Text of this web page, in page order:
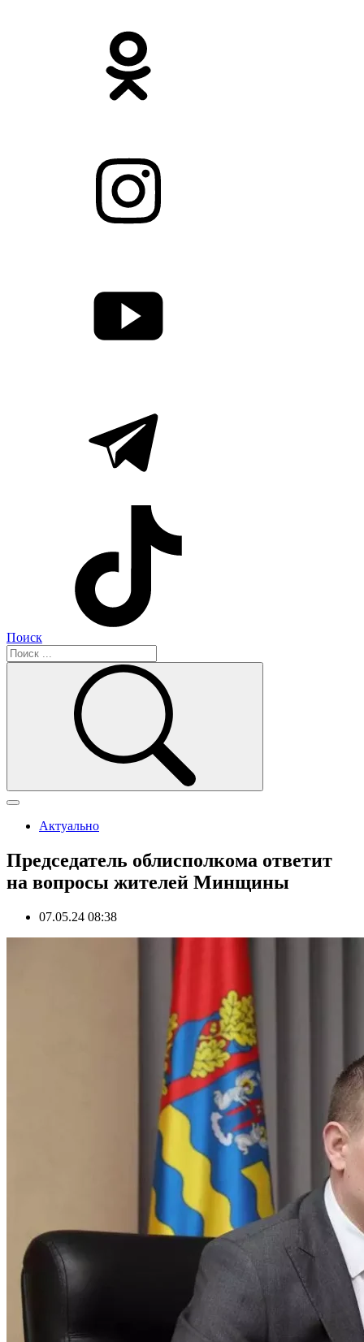
Поиск
Актуально
Председатель облисполкома ответит
на вопросы жителей Минщины
07.05.24 08:38